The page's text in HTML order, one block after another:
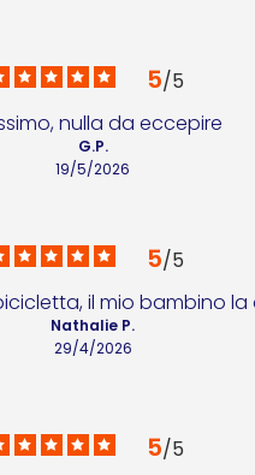
5/5
nulla da eccepire
19/5/2026
G.P.
5/5
il mio bambino
29/4/2026
Nathalie P.
5/5